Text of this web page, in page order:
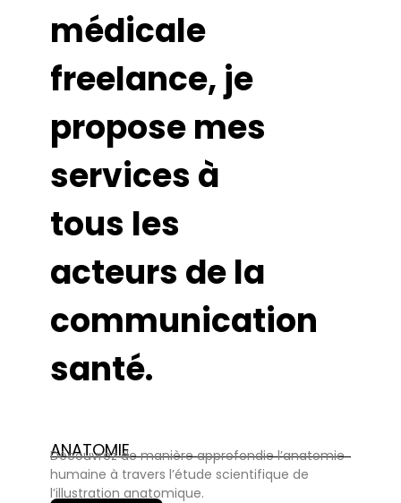
médicale
freelance, je
propose mes
services à
tous les
acteurs de la
communication
santé.
ANATOMIE
Découvrez de manière approfondie l’anatomie
humaine à travers l’étude scientifique de
l’illustration anatomique.